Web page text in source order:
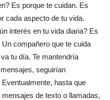
Es porque te cuidan. Es
cada aspecto de tu vida.
interés en tu vida diaria? Es
compañero que te cuida
tu día. Te mantendría
seguirían
hasta que
de texto o llamadas,